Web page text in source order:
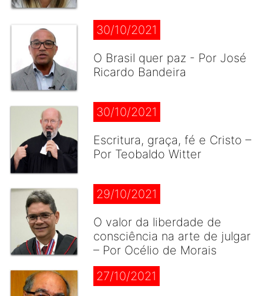
30/10/2021
O Brasil quer paz - Por José
Ricardo Bandeira
30/10/2021
Escritura, graça, fé e Cristo –
Por Teobaldo Witter
29/10/2021
O valor da liberdade de
consciência na arte de julgar
– Por Océlio de Morais
27/10/2021